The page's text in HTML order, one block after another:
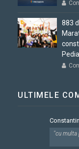
883
ULTIMELE
"cu multa